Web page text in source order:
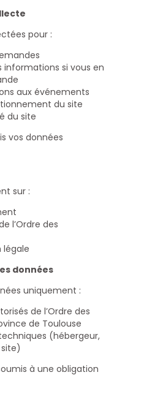
pour :
informations si vous en
aux événements
du site
du site
vos données
sur :
l’Ordre des
légale
données
uniquement :
de l’Ordre des
de Toulouse
(hébergeur,
à une obligation